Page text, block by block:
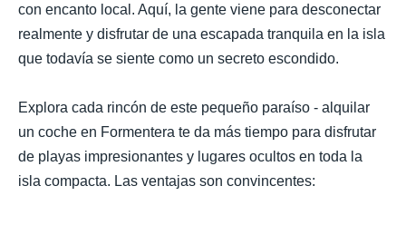
con encanto local. Aquí, la gente viene para desconectar
realmente y disfrutar de una escapada tranquila en la isla
que todavía se siente como un secreto escondido.
Explora cada rincón de este pequeño paraíso - alquilar
un coche en Formentera te da más tiempo para disfrutar
de playas impresionantes y lugares ocultos en toda la
isla compacta. Las ventajas son convincentes: